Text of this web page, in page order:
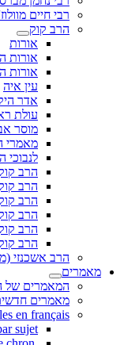
רבי חיים
הרב קוק
אורות
אורות
אורות
עין איה
אדר
עולת
מוסר
מאמרי
לנבוכי
הרב
הרב
הרב
הרב
הרב
הרב
הרב אשכנזי
מאמרים
המאמרים של
מאמרים
en français
sujet